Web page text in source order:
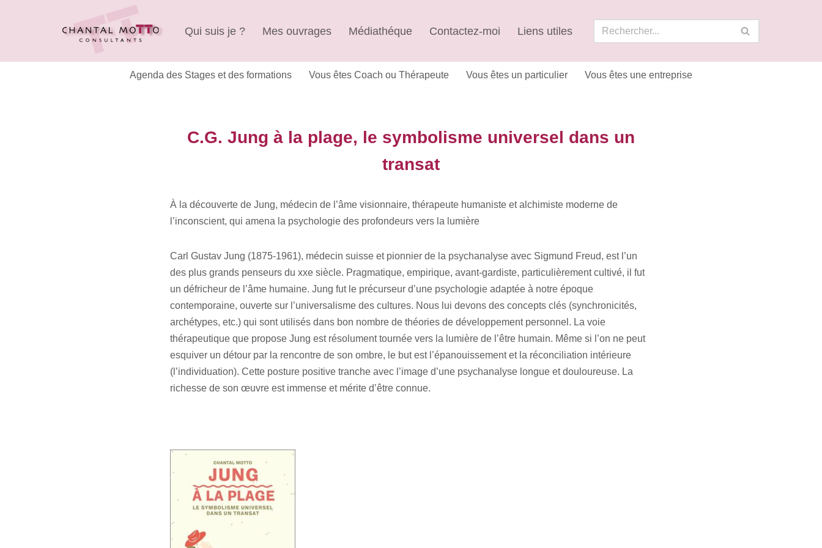
Qui suis je ? Mes ouvrages Médiathéque Contactez-moi Liens utiles
Agenda des Stages et des formations Vous êtes Coach ou Thérapeute Vous êtes un particulier Vous êtes une entreprise
C.G. Jung à la plage, le symbolisme universel dans un
transat
À la découverte de Jung, médecin de l’âme visionnaire, thérapeute humaniste et alchimiste moderne de
l’inconscient, qui amena la psychologie des profondeurs vers la lumière
Carl Gustav Jung (1875-1961), médecin suisse et pionnier de la psychanalyse avec Sigmund Freud, est l’un
des plus grands penseurs du xxe siècle. Pragmatique, empirique, avant-gardiste, particulièrement cultivé, il fut
un défricheur de l’âme humaine. Jung fut le précurseur d’une psychologie adaptée à notre époque
contemporaine, ouverte sur l’universalisme des cultures. Nous lui devons des concepts clés (synchronicités,
archétypes, etc.) qui sont utilisés dans bon nombre de théories de développement personnel. La voie
thérapeutique que propose Jung est résolument tournée vers la lumière de l’être humain. Même si l’on ne peut
esquiver un détour par la rencontre de son ombre, le but est l’épanouissement et la réconciliation intérieure
(l’individuation). Cette posture positive tranche avec l’image d’une psychanalyse longue et douloureuse. La
richesse de son œuvre est immense et mérite d’être connue.